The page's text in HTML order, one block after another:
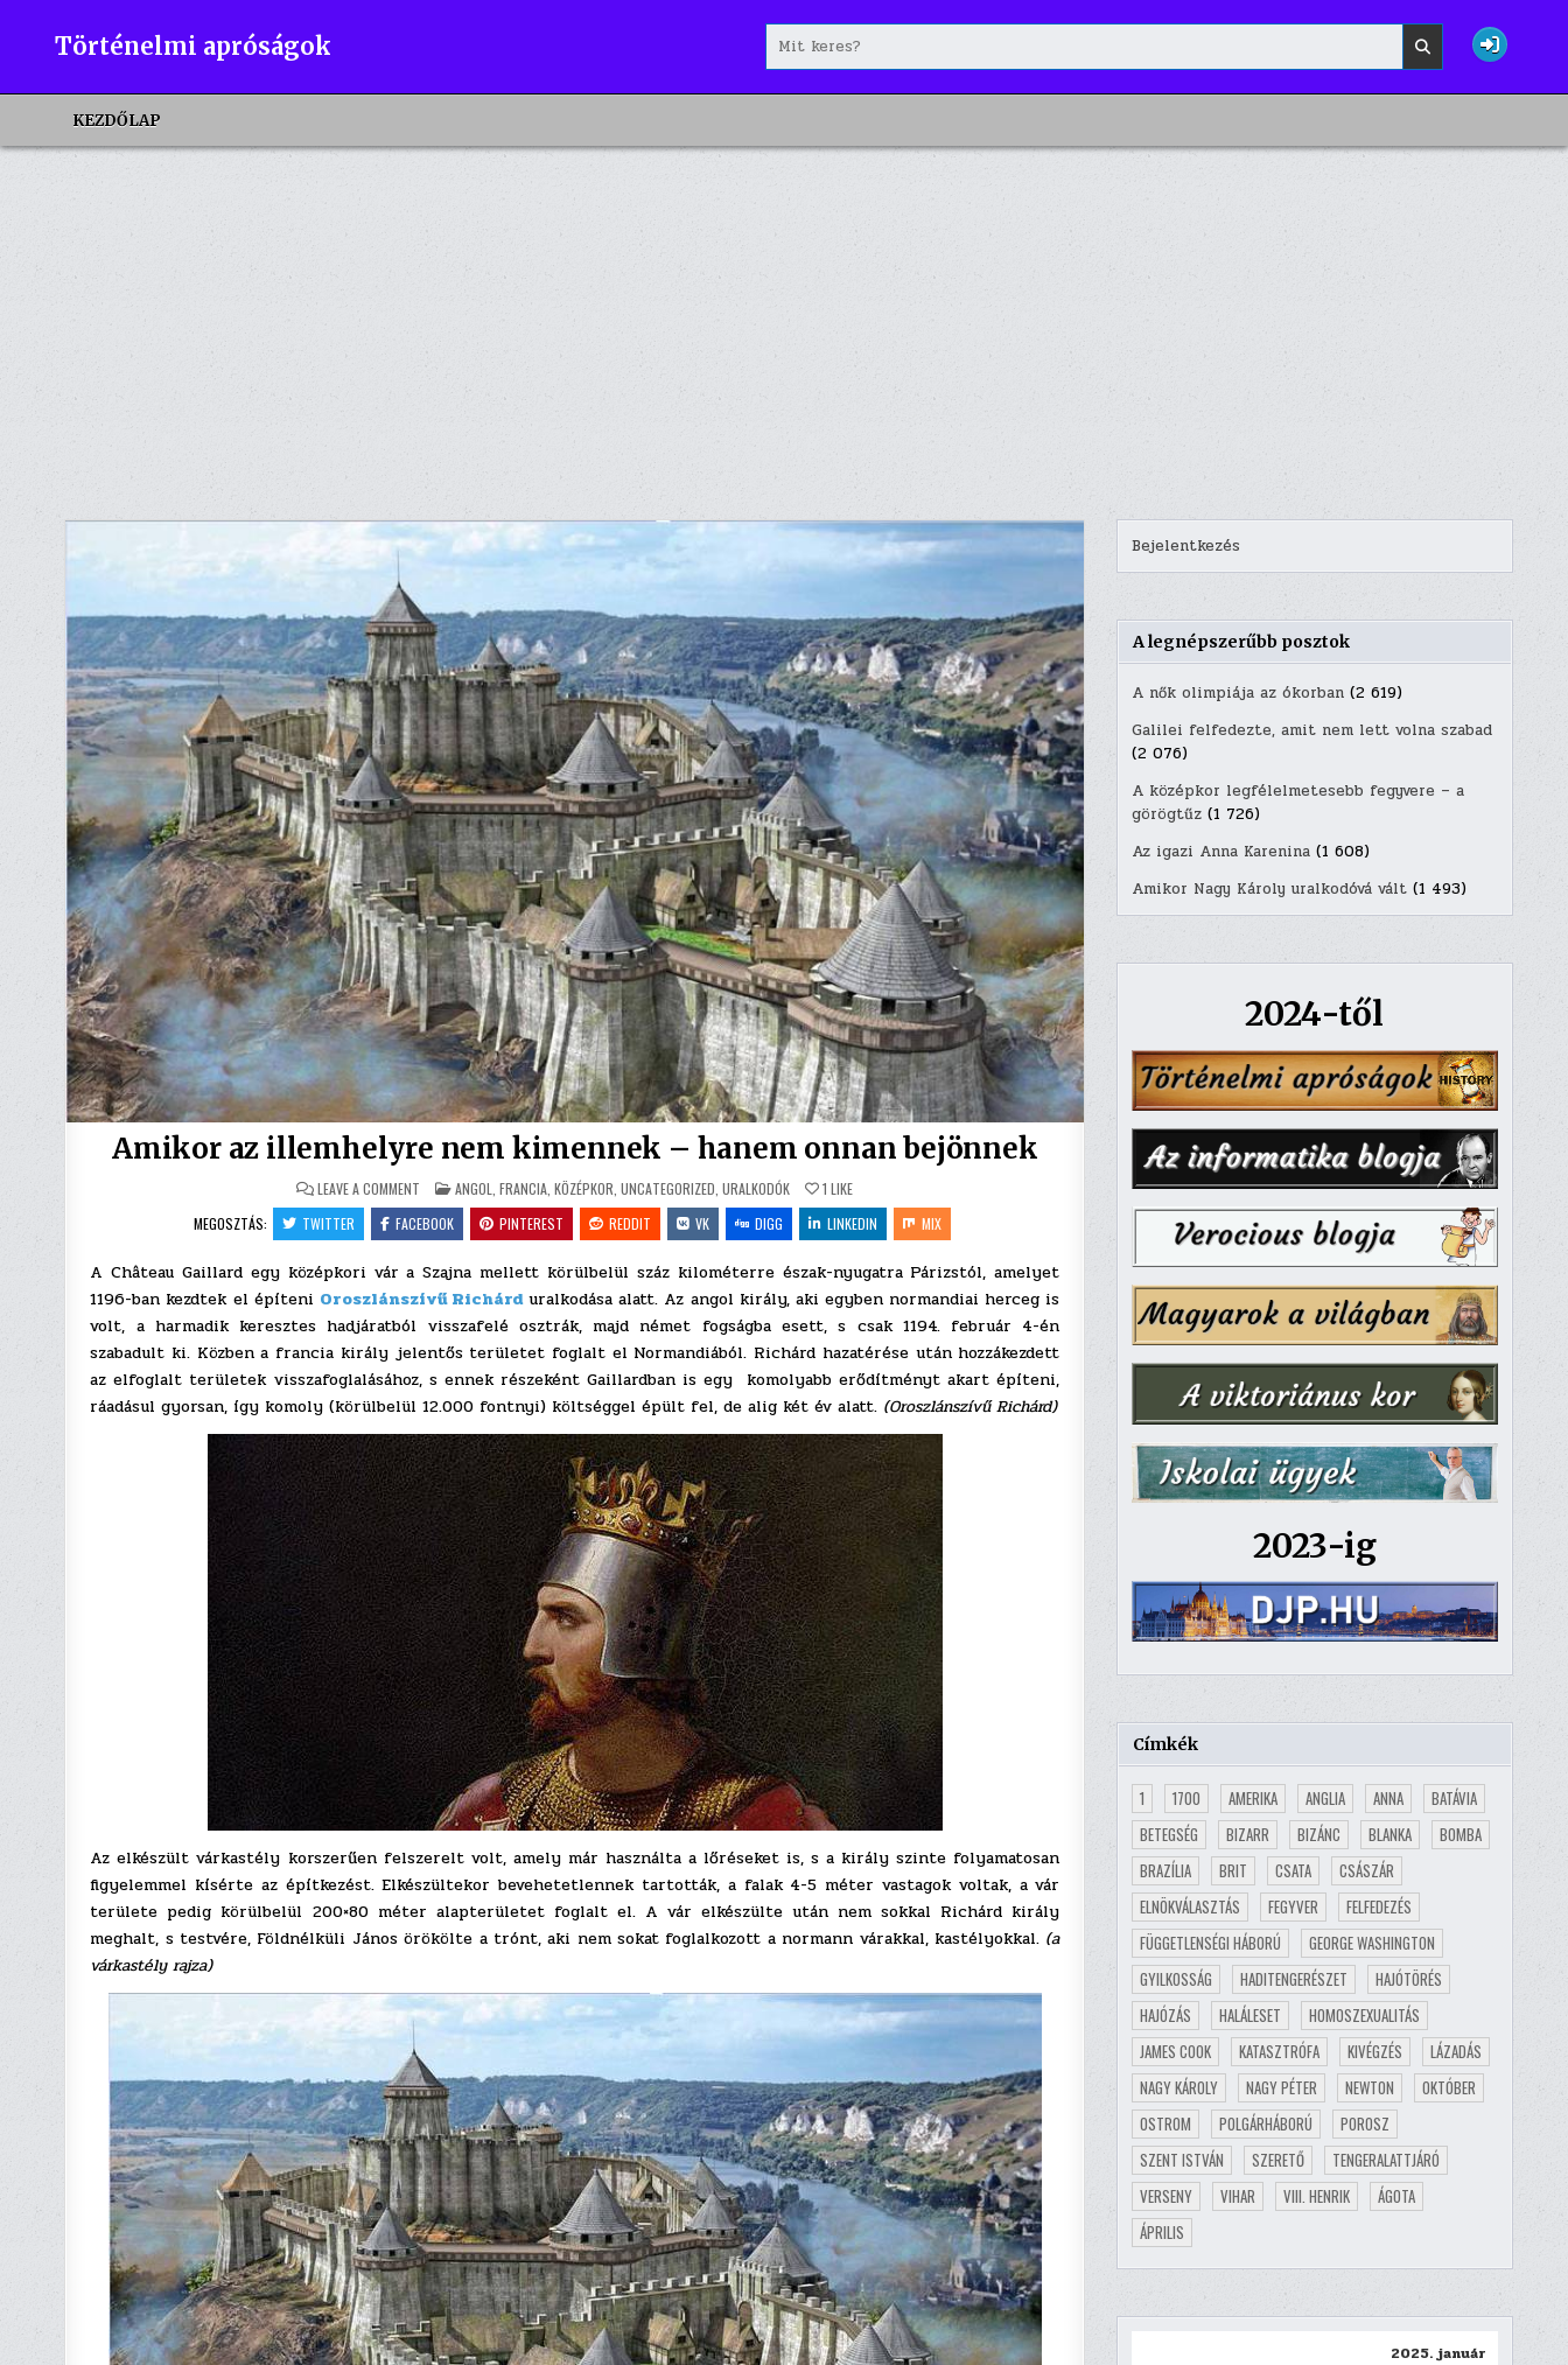
contentTörténelmi apróságok
for:
KEZDŐLAP
Amikor az illemhelyre nem kimennek – hanem onnan bejönnek
LEAVE A COMMENT ON
AMIKOR
AZ
ILLEMHELYRE
NEM
–
HANEM
ONNAN
POSTED
IN
ANGOL ,FRANCIA ,KÖZÉPKOR ,UNCATEGORIZED ,URALKODÓK 1 LIKE
MEGOSZTÁS:
TWITTER FACEBOOK PINTEREST REDDIT VK DIGG LINKEDIN MIX
A Château Gaillard egy középkori vár a Szajna mellett körülbelül száz kilométerre észak-nyugatra Párizstól, amelyet
1196-ban kezdtek el építeni Oroszlánszívű Richárduralkodása alatt. Az angol király, aki egyben normandiai herceg is
volt, a harmadik keresztes hadjáratból visszafelé osztrák, majd német fogságba esett, s csak 1194. február 4-én
szabadult ki. Közben a francia király jelentős területet foglalt el Normandiából. Richárd hazatérése után hozzákezdett
az elfoglalt területek visszafoglalásához, s ennek részeként Gaillardban is egy komolyabb erődítményt akart építeni,
ráadásul gyorsan, így komoly (körülbelül 12.000 fontnyi) költséggel épült fel, de alig két év alatt. (Oroszlánszívű Richárd)
Az elkészült várkastély korszerűen felszerelt volt, amely már használta a lőréseket is, s a király szinte folyamatosan
figyelemmel kísérte az építkezést. Elkészültekor bevehetetlennek tartották, a falak 4-5 méter vastagok voltak, a vár
területe pedig körülbelül 200×80 méter alapterületet foglalt el. A vár elkészülte után nem sokkal Richárd király
meghalt, s testvére, Földnélküli János örökölte a trónt, aki nem sokat foglalkozott a normann várakkal, kastélyokkal. (a
várkastély rajza)
Bejelentkezés
A legnépszerűbb posztok
A nők olimpiája az ókorban (2 619)
Galilei felfedezte, amit nem lett volna szabad
(2 076)
A középkor legfélelmetesebb fegyvere – a
görögtűz (1 726)
Az igazi Anna Karenina (1 608)
Amikor Nagy Károly uralkodóvá vált (1 493)
2024-től
2023-ig
Címkék
1 1700 AMERIKA ANGLIA ANNA
BATÁVIA
BETEGSÉG
BIZARR BIZÁNC BLANKA
BOMBA
BRAZÍLIA
BRIT CSATA
CSÁSZÁR
ELNÖKVÁLASZTÁS
FEGYVER
FELFEDEZÉS
FÜGGETLENSÉGI HÁBORÚ
GEORGE WASHINGTON
GYILKOSSÁG
HADITENGERÉSZET
HAJÓTÖRÉS
HAJÓZÁS
HALÁLESET
HOMOSZEXUALITÁS
JAMES COOK
KATASZTRÓFA KIVÉGZÉS
LÁZADÁS
NAGY KÁROLY
NAGY PÉTER NEWTON
OKTÓBER
OSTROM
POLGÁRHÁBORÚ
POROSZ
SZENT ISTVÁN
SZERETŐ
TENGERALATTJÁRÓ
VERSENY
VIHAR VIII. HENRIK
ÁGOTA
ÁPRILIS
2025. január